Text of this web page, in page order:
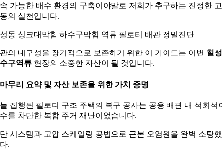
가능한 배수 환경의 구축이야말로 저희가 추구하는 진정한
의 실천입니다.
동 싱크대막힘 하수구막힘 역류 필로티 배관 정밀진단
의 내구성을 장기적으로 보존하기 위한 이 가이드는 이번 칠
구역류현장의 소중한 자산이 될 것입니다.
무리 요약 및 자산 보존을 위한 가치 증명
집행된 필로티 구조 주택의 복구 공사는 공용 배관 내 석회석
를 차단한 복합 주거 재난이었습니다.
시스템과 고압 스케일링 공법으로 근본 오염원을 완벽 소탕
.